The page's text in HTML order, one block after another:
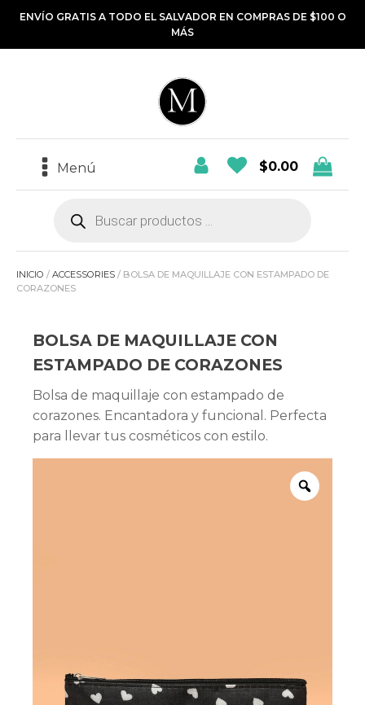
ENVÍO GRATIS A TODO EL SALVADOR EN COMPRAS DE $100 O
MÁS
Menú $0.00
Búsqueda
INICIO / ACCESSORIES / BOLSA DE MAQUILLAJE CON ESTAMPADO DE
CORAZONES
BOLSA DE MAQUILLAJE CON
ESTAMPADO DE CORAZONES
Bolsa de maquillaje con estampado de
corazones. Encantadora y funcional. Perfecta
para llevar tus cosméticos con estilo.